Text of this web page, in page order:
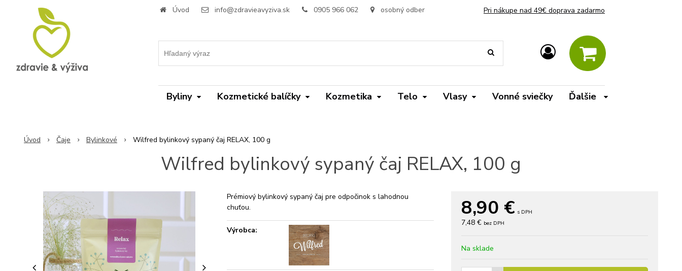
Úvod info@zdravieavyziva.sk 0905 966 062 osobný odber Pri nákupe nad 49€ doprava zadarmo
Byliny Kozmetické balíčky Kozmetika Telo Vlasy Vonné sviečky Ďalšie
Úvod Čaje Bylinkové Wilfred bylinkový sypaný čaj RELAX, 100 g
Wilfred bylinkový sypaný čaj RELAX, 100 g
8,90 € s DPH
7,48 € bez DPH
Na sklade
Prémiový bylinkový sypaný čaj pre odpočinok s lahodnou
chuťou.
Výrobca: